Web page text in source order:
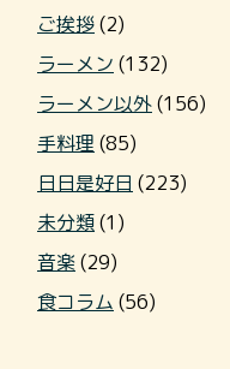
ご挨拶(2)
ラーメン (132)
ラーメン以外(156)
手料理 (85)
日日是好日 (223)
未分類(1)
音楽(29)
食コラム (56)